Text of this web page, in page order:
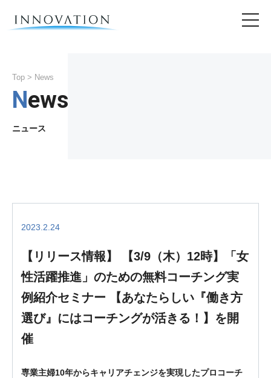
Top > News
News
ニュース
2023.2.24
【リリース情報】 【3/9（木）12時】「女
性活躍推進」のための無料コーチング実
例紹介セミナー 【あなたらしい『働き方
選び』にはコーチングが活きる！】を開
催
専業主婦10年からキャリアチェンジを実現したプロコーチ